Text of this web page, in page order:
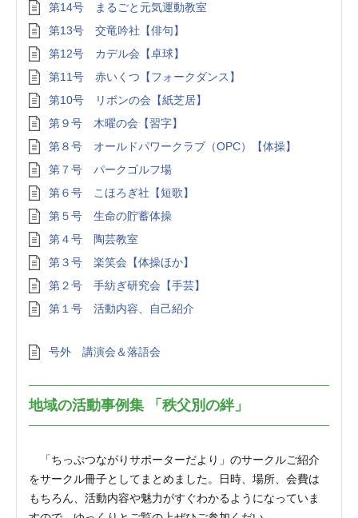
第14号 まるごと元気運動教室
第13号 交竜吟社【俳句】
第12号 カデル会【卓球】
第11号 赤いくつ【フォークダンス】
第10号 リボンの会【紙芝居】
第９号 木曜の会【習字】
第８号 オールドパワークラブ（OPC）【体操】
第７号 パークゴルフ場
第６号 こほろぎ社【短歌】
第５号 生命の貯蓄体操
第４号 陶芸教室
第３号 楽笑会【体操ほか】
第２号 手紡ぎ研究会【手芸】
第１号 活動内容、自己紹介
号外 講演会＆落語会
地域の活動事例集 「秩父別の絆」
「ちっぷつながりサポーターだより」のサークルご紹介
をサークル冊子としてまとめました。日時、場所、会費は
もちろん、活動内容や魅力がすぐわかるようになっていま